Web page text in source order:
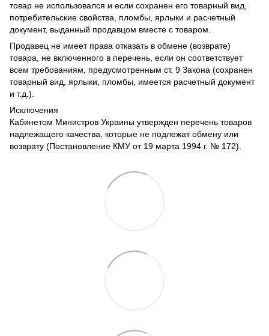
товар не использовался и если сохранен его товарный вид,
потребительские свойства, пломбы, ярлыки и расчетный
документ, выданный продавцом вместе с товаром.
Продавец не имеет права отказать в обмене (возврате)
товара, не включенного в перечень, если он соответствует
всем требованиям, предусмотренным ст. 9 Закона (сохранен
товарный вид, ярлыки, пломбы, имеется расчетный документ
и т.д.).
Исключения
Кабинетом Министров Украины утвержден перечень товаров
надлежащего качества, которые не подлежат обмену или
возврату (Постановление КМУ от 19 марта 1994 г. № 172).